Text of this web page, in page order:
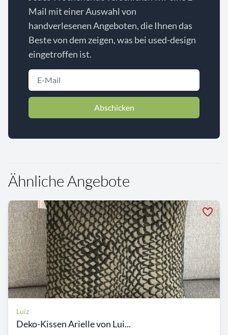
Mail mit einer Auswahl von
handverlesenen Angeboten, die Ihnen das
Beste von dem zeigen, was bei used-design
eingetroffen ist.
Abschicken
Ähnliche Angebote
Luiz
Deko-Kissen Arielle von Lui...